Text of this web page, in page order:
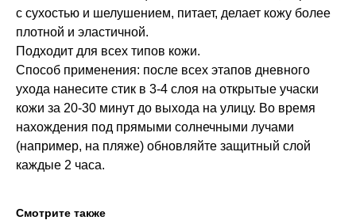
с сухостью и шелушением, питает, делает кожу более
плотной и эластичной.
Подходит для всех типов кожи.
Способ применения: после всех этапов дневного
ухода нанесите стик в 3-4 слоя на открытые учаски
кожи за 20-30 минут до выхода на улицу. Во время
нахождения под прямыми солнечными лучами
(например, на пляже) обновляйте защитный слой
каждые 2 часа.
Смотрите также